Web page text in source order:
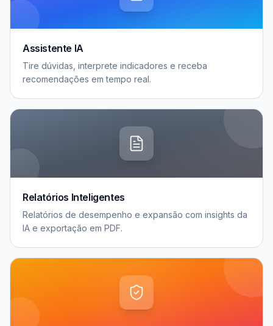
Assistente IA
Tire dúvidas, interprete indicadores e receba
recomendações em tempo real.
Relatórios Inteligentes
Relatórios de desempenho e expansão com insights da
IA e exportação em PDF.